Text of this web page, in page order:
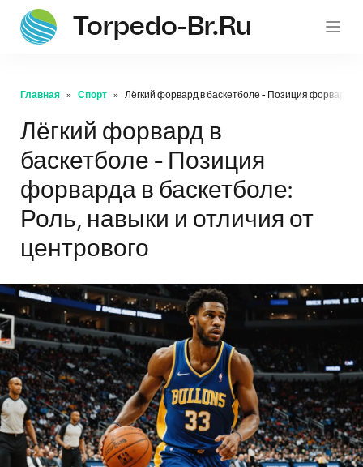
Torpedo-Br.ru
Главная Спорт Лёгкий форвард в баскетболе - Позиция форварда
Лёгкий форвард в
баскетболе - Позиция
форварда в баскетболе:
Роль, навыки и отличия от
центрового